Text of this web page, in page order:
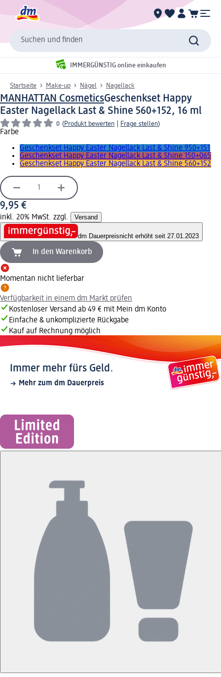
Suchen und finden
IMMERGÜNSTIG online einkaufen
Startseite Make-up Nägel Nagellack
MANHATTAN CosmeticsGeschenkset Happy
Easter Nagellack Last & Shine 560+152, 16 ml
0 (Produkt bewerten Frage stellen)
Farbe
Geschenkset Happy Easter Nagellack Last & Shine 950+151
Geschenkset Happy Easter Nagellack Last & Shine 150+065
Geschenkset Happy Easter Nagellack Last & Shine 560+152
9,95 €
inkl. 20% MwSt. zzgl. Versand
dm Dauerpreisnicht erhöht seit 27.01.2023
In den Warenkorb
Momentan nicht lieferbar
Verfügbarkeit in einem dm Markt prüfen
Kostenloser Versand ab 49 € mit Mein dm Konto
Einfache & unkomplizierte Rückgabe
Kauf auf Rechnung möglich
Immer mehr fürs Geld.
Mehr zum dm Dauerpreis